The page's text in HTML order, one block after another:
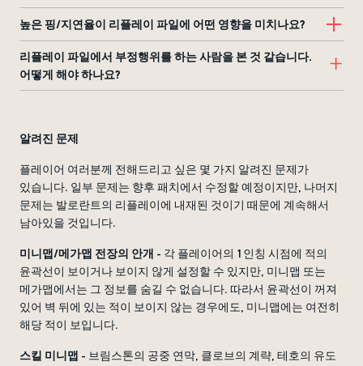
높은 핑/지연율이 리플레이 파일에 어떤 영향을 미치나요?
리플레이 파일에서 부정행위를 하는 사람을 본 것 같습니다.
어떻게 해야 하나요?
알려진 문제
플레이어 여러분께 전해드리고 싶은 몇 가지 알려진 문제가
있습니다. 일부 문제는 향후 패치에서 수정할 예정이지만, 나머지
문제는 발로란트의 리플레이에 내재된 것이기 때문에 계속해서
남아있을 것입니다.
미니맵/메가맵 전장의 안개 - 각 플레이어의 1인칭 시점에 적의
윤곽선이 보이거나 보이지 않게 설정할 수 있지만, 미니맵 또는
메가맵에서는 그 정보를 숨길 수 없습니다. 따라서 윤곽선이 꺼져
있어 벽 뒤에 있는 적이 보이지 않는 경우에도, 미니맵에는 여전히
해당 적이 보입니다.
스킬 미니맵 - 브림스톤의 공중 연막, 클로브의 계략, 테호의 유도